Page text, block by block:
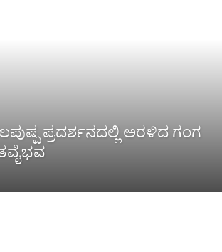
ಪ್ರದರ್ಶನದಲ್ಲಿ ಅರಳಿದ ಗಂಗ